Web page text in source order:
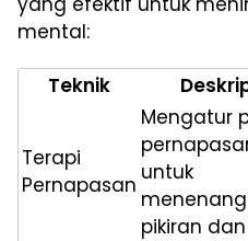
mental:
Teknik
Terapi
Pernapasan
Mengatur
untuk
pikiran